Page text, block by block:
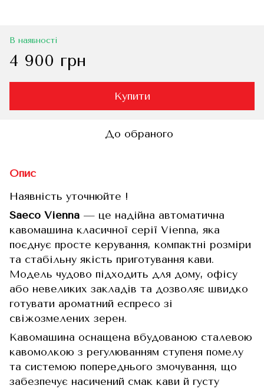
В наявності
4 900 грн
Купити
До обраного
Опис
Наявність уточнюйте !
Saeco Vienna — це надійна автоматична
кавомашина класичної серії Vienna, яка
поєднує просте керування, компактні розміри
та стабільну якість приготування кави.
Модель чудово підходить для дому, офісу
або невеликих закладів та дозволяє швидко
готувати ароматний еспресо зі
свіжозмелених зерен.
Кавомашина оснащена вбудованою сталевою
кавомолкою з регулюванням ступеня помелу
та системою попереднього змочування, що
забезпечує насичений смак кави й густу